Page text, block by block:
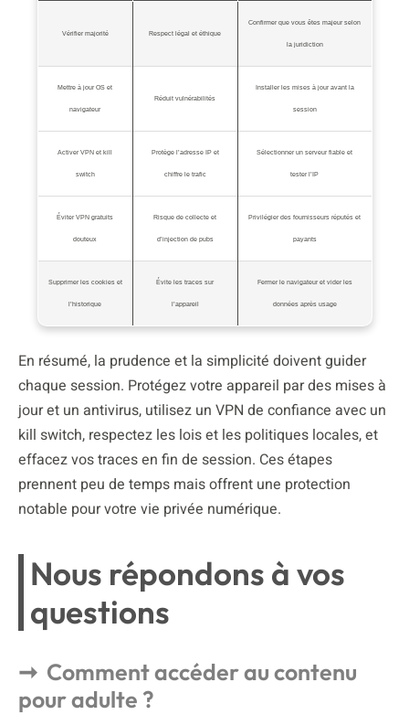
Vérifier majorité Respect légal et éthique
Confirmer que vous êtes majeur selon
la juridiction
Mettre à jour OS et
navigateur
Réduit vulnérabilités
Installer les mises à jour avant la
session
Activer VPN et kill
switch
Protège l’adresse IP et
chiffre le trafic
Sélectionner un serveur fiable et
tester l’IP
Éviter VPN gratuits
douteux
Risque de collecte et
d’injection de pubs
Privilégier des fournisseurs réputés et
payants
Supprimer les cookies et
l’historique
Évite les traces sur
l’appareil
Fermer le navigateur et vider les
données après usage
En résumé, la prudence et la simplicité doivent guider
chaque session. Protégez votre appareil par des mises à
jour et un antivirus, utilisez un VPN de confiance avec un
kill switch, respectez les lois et les politiques locales, et
effacez vos traces en fin de session. Ces étapes
prennent peu de temps mais offrent une protection
notable pour votre vie privée numérique.
Nous répondons à vos
questions
Comment accéder au contenu
pour adulte ?